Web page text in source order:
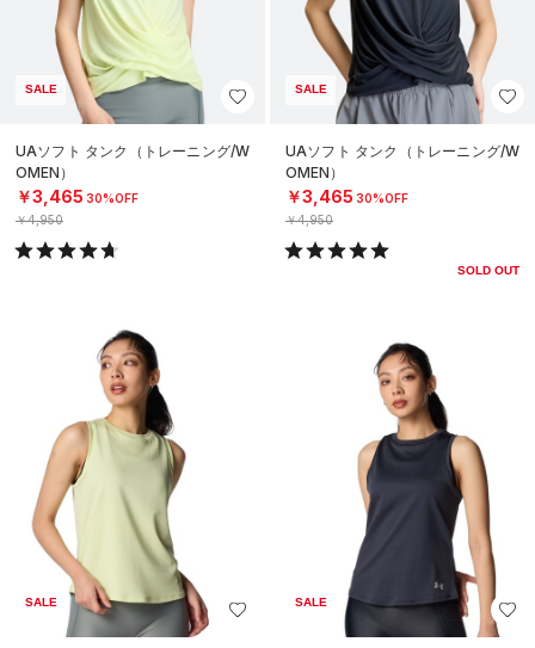
SALE
UAソフト タンク（トレーニング/W
OMEN）
￥3,465 30%OFF
￥4,950
SALE
UAソフト タンク（トレーニング/W
OMEN）
￥3,465 30%OFF
￥4,950
SOLD OUT
SALE SALE